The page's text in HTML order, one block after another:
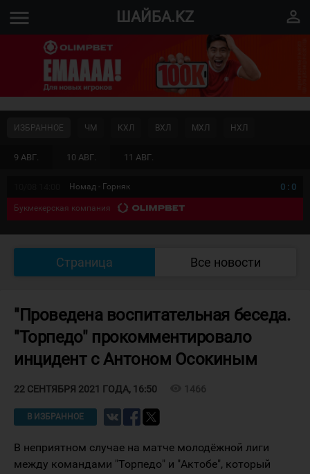
menu ШАЙБА.KZ perm_identity
9 АВГ. 10 АВГ. 11 АВГ.
ИЗБРАННОЕ ЧМ КХЛ ВХЛ МХЛ НХЛ
Номад - Горняк 0 : 0
Букмекерская компания
Страница Все новости
"Проведена воспитательная беседа.
"Торпедо" прокомментировало
инцидент с Антоном Осокиным
22 СЕНТЯБРЯ 2021 ГОДА, 16:50 1466
В ИЗБРАННОЕ
В неприятном случае на матче молодёжной лиги
между командами "Торпедо" и "Актобе", который